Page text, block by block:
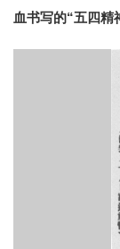
血书写的“五四精